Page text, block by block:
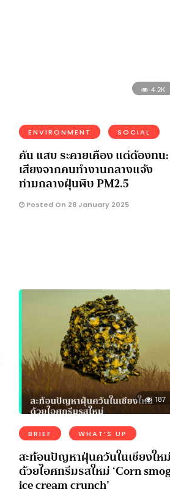
4.2K
ENVIRONMENT SOCIAL
คัน แสบ ระคายเคือง แต่ต้องทน:
เสียงจากคนทำงานกลางแจ้ง
ท่ามกลางฝุ่นพิษ PM2.5
Posted On 28 January 2025
187
BRIEF WHAT’S UP
สะท้อนปัญหาฝุ่นควันในเชียงให
ด้วยไอศกรีมรสใหม่ ‘Corn
ice cream crunch’